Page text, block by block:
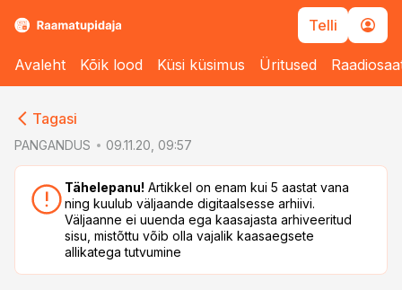
Telli
Avaleht Kõik lood Küsi küsimus Üritused
Tagasi
PANGANDUS 09.11.20, 09:57
Tähelepanu! Artikkel on enam kui 5 aastat vana
ning kuulub väljaande digitaalsesse arhiivi.
Väljaanne ei uuenda ega kaasajasta arhiveeritud
sisu, mistõttu võib olla vajalik kaasaegsete
allikatega tutvumine